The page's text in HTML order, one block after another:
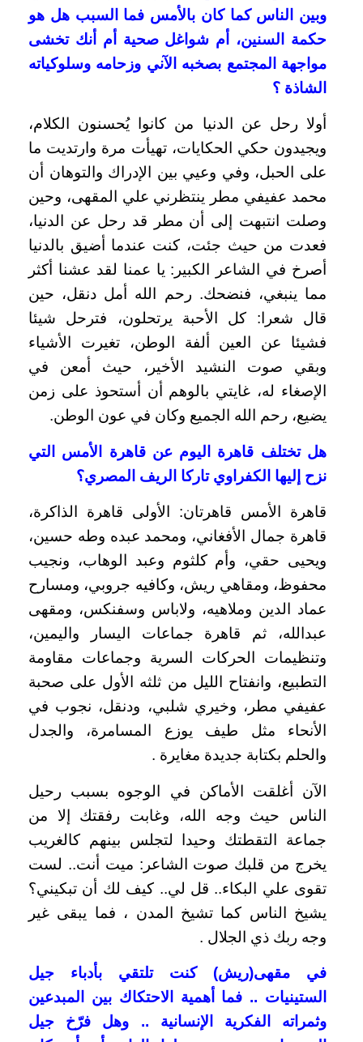
وبين الناس كما كان بالأمس فما السبب هل هو
حكمة السنين، أم شواغل صحية أم أنك تخشى
مواجهة المجتمع بصخبه الآني وزحامه وسلوكياته
الشاذة ؟
أولا رحل عن الدنيا من كانوا يُحسنون الكلام،
ويجيدون حكي الحكايات، تهيأت مرة وارتديت ما
على الحبل، وفي وعيي بين الإدراك والتوهان أن
محمد عفيفي مطر ينتظرني علي المقهى، وحين
وصلت انتبهت إلى أن مطر قد رحل عن الدنيا،
فعدت من حيث جئت، كنت عندما أضيق بالدنيا
أصرخ في الشاعر الكبير: يا عمنا لقد عشنا أكثر
مما ينبغي، فنضحك. رحم الله أمل دنقل، حين
قال شعرا: كل الأحبة يرتحلون، فترحل شيئا
فشيئا عن العين ألفة الوطن، تغيرت الأشياء
وبقي صوت النشيد الأخير، حيث أمعن في
الإصغاء له، غايتي بالوهم أن أستحوذ على زمن
يضيع، رحم الله الجميع وكان في عون الوطن.
هل تختلف قاهرة اليوم عن قاهرة الأمس التي
نزح إليها الكفراوي تاركا الريف المصري؟
قاهرة الأمس قاهرتان: الأولى قاهرة الذاكرة،
قاهرة جمال الأفغاني، ومحمد عبده وطه حسين،
ويحيى حقي، وأم كلثوم وعبد الوهاب، ونجيب
محفوظ، ومقاهي ريش، وكافيه جروبي، ومسارح
عماد الدين وملاهيه، ولاباس وسفنكس، ومقهى
عبدالله، ثم قاهرة جماعات اليسار واليمين،
وتنظيمات الحركات السرية وجماعات مقاومة
التطبيع، وانفتاح الليل من ثلثه الأول على صحبة
عفيفي مطر، وخيري شلبي، ودنقل، نجوب في
الأنحاء مثل طيف يوزع المسامرة، والجدل
والحلم بكتابة جديدة مغايرة .
الآن أغلقت الأماكن في الوجوه بسبب رحيل
الناس حيث وجه الله، وغابت رفقتك إلا من
جماعة التقطتك وحيدا لتجلس بينهم كالغريب
يخرج من قلبك صوت الشاعر: ميت أنت.. لست
تقوى علي البكاء.. قل لي.. كيف لك أن تبكيني؟
يشيخ الناس كما تشيخ المدن ، فما يبقى غير
وجه ربك ذي الجلال .
في مقهى(ريش) كنت تلتقي بأدباء جيل
الستينيات .. فما أهمية الاحتكاك بين المبدعين
وثمراته الفكرية الإنسانية .. وهل فرّخ جيل